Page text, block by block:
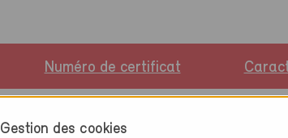
Numéro de certificat
Gestion des cookies